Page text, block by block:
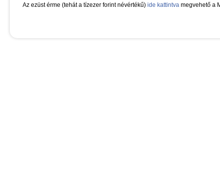
Az ezüst érme (tehát a tízezer forint névértékű) ide kattintva megvehető a